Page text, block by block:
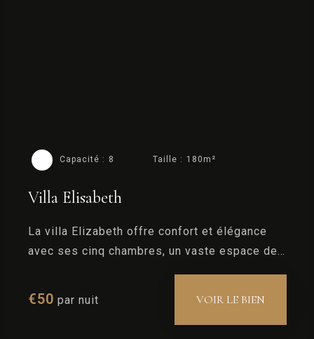
Villa Elisabeth
La villa Elizabeth offre confort et élégance
avec ses cinq chambres, un vaste espace de
Capacité : 8 Taille : 180m²
€50 par nuit VOIR LE BIEN
1